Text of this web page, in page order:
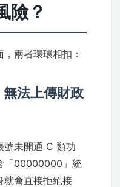
險？
兩者環環相扣：
法上傳財政
號未開通 C 類功
「00000000」統
就會直接拒絕接